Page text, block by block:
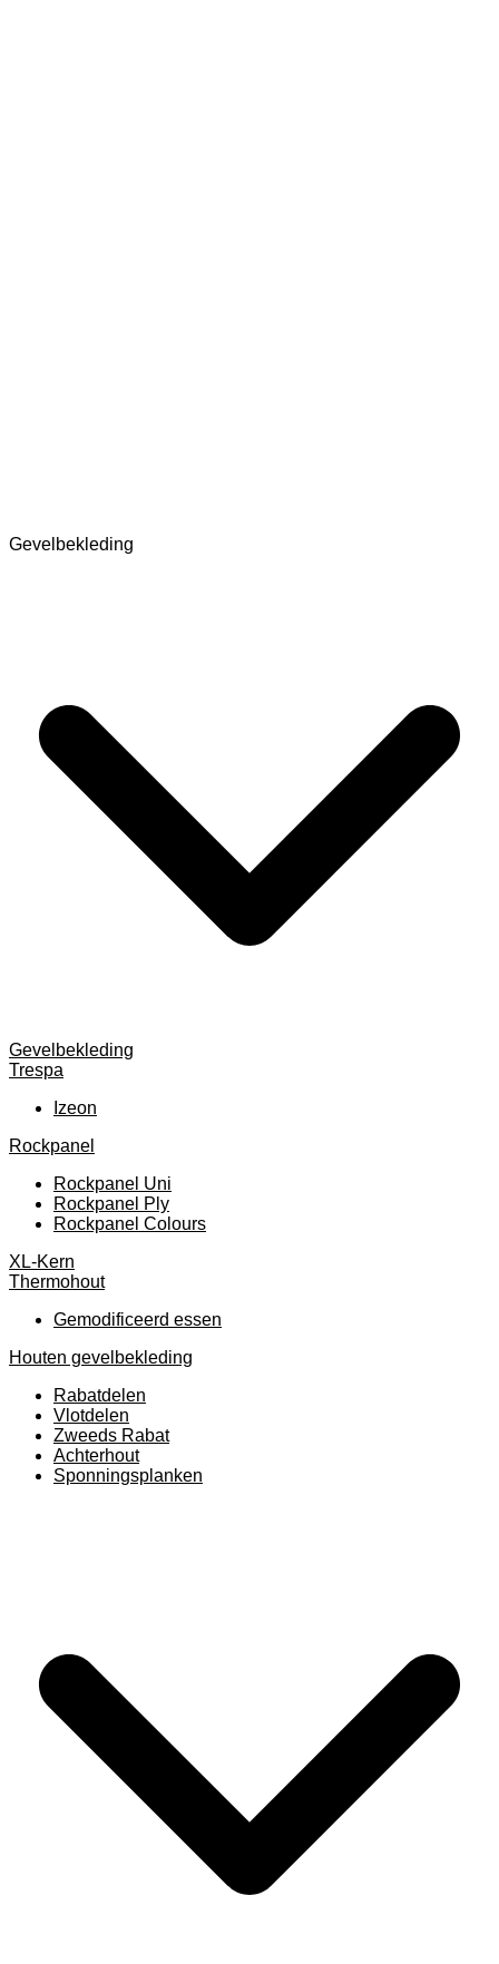
Gevelbekleding
Gevelbekleding
Trespa
Izeon
Rockpanel
Rockpanel Uni
Rockpanel Ply
Rockpanel Colours
XL-Kern
Thermohout
Gemodificeerd essen
Houten gevelbekleding
Rabatdelen
Vlotdelen
Zweeds Rabat
Achterhout
Sponningsplanken